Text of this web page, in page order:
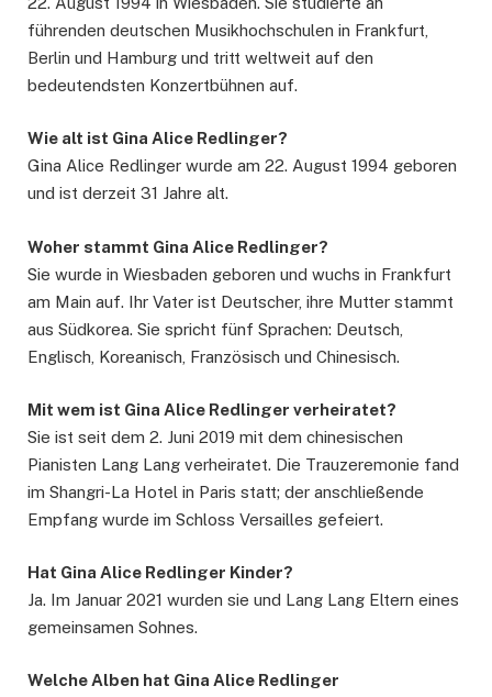
führenden deutschen Musikhochschulen in Frankfurt,
Berlin und Hamburg und tritt weltweit auf den
bedeutendsten Konzertbühnen auf.
Wie alt ist Gina Alice Redlinger?
Gina Alice Redlinger wurde am 22. August 1994 geboren
und ist derzeit 31 Jahre alt.
Woher stammt Gina Alice Redlinger?
Sie wurde in Wiesbaden geboren und wuchs in Frankfurt
am Main auf. Ihr Vater ist Deutscher, ihre Mutter stammt
aus Südkorea. Sie spricht fünf Sprachen: Deutsch,
Englisch, Koreanisch, Französisch und Chinesisch.
Mit wem ist Gina Alice Redlinger verheiratet?
Sie ist seit dem 2. Juni 2019 mit dem chinesischen
Pianisten Lang Lang verheiratet. Die Trauzeremonie fand
im Shangri-La Hotel in Paris statt; der anschließende
Empfang wurde im Schloss Versailles gefeiert.
Hat Gina Alice Redlinger Kinder?
Ja. Im Januar 2021 wurden sie und Lang Lang Eltern eines
gemeinsamen Sohnes.
Welche Alben hat Gina Alice Redlinger